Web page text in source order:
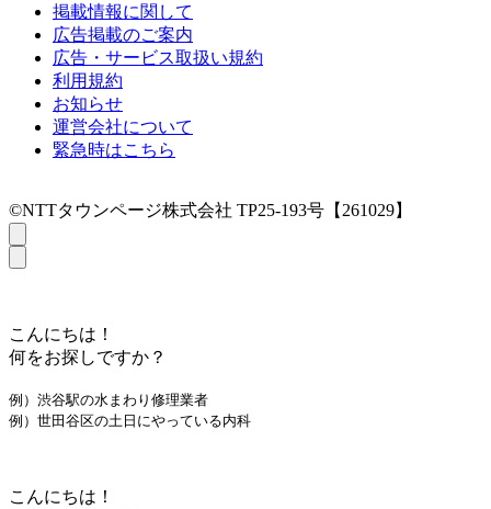
掲載情報に関して
広告掲載のご案内
広告・サービス取扱い規約
利用規約
お知らせ
運営会社について
緊急時はこちら
©NTTタウンページ株式会社 TP25-193号【261029】
こんにちは！
何をお探しですか？
例）渋谷駅の水まわり修理業者
例）世田谷区の土日にやっている内科
こんにちは！